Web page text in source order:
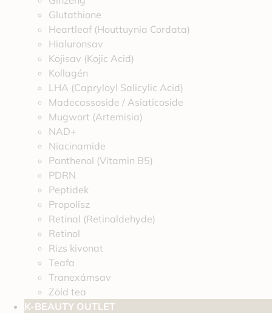
Glutathione
Heartleaf (Houttuynia Cordata)
Hialuronsav
Kojisav (Kojic Acid)
Kollagén
LHA (Capryloyl Salicylic Acid)
Madecassoside / Asiaticoside
Mugwort (Artemisia)
NAD+
Niacinamide
Panthenol (Vitamin B5)
PDRN
Peptidek
Propolisz
Retinal (Retinaldehyde)
Retinol
Rizs kivonat
Teafa
Tranexámsav
Zöld tea
K-BEAUTY OUTLET